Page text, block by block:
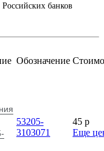
банков
Обозначение
53205-
3103071
45 p
Еще